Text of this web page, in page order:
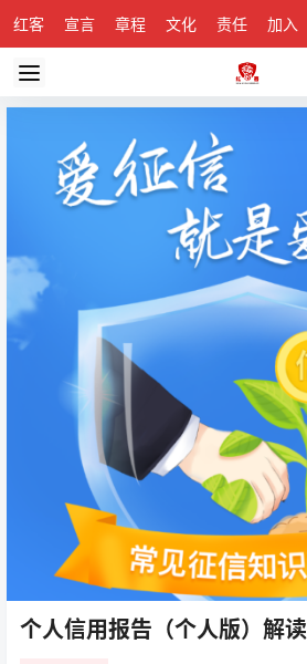
红客 宣言 章程 文化 责任 加入
个人信用报告（个人版）解读